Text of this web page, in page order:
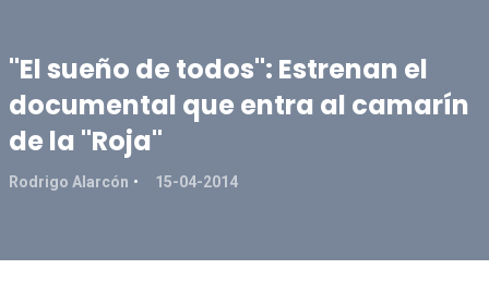
"El sueño de todos": Estrenan el
documental que entra al camarín
de la "Roja"
Rodrigo Alarcón 15-04-2014